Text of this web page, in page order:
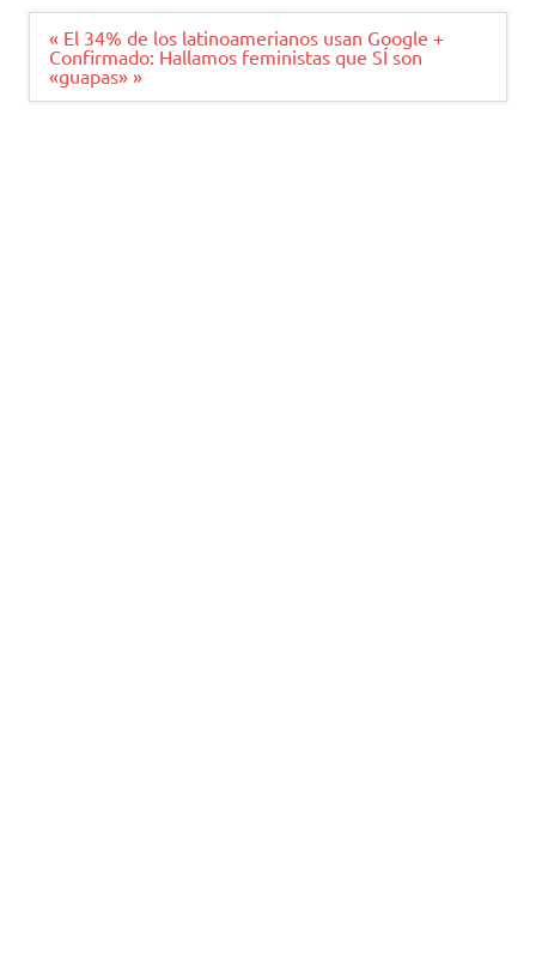
Navegación
de
entradas
« El 34% de los latinoamerianos usan Google +
Confirmado: Hallamos feministas que SÍ son
«guapas» »